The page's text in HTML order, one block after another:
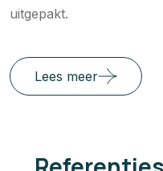
uitgepakt.
Lees meer